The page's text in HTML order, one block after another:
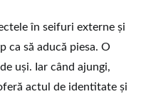
în seifuri externe și
ca să aducă piesa. O
uși. Iar când ajungi,
actul de identitate și